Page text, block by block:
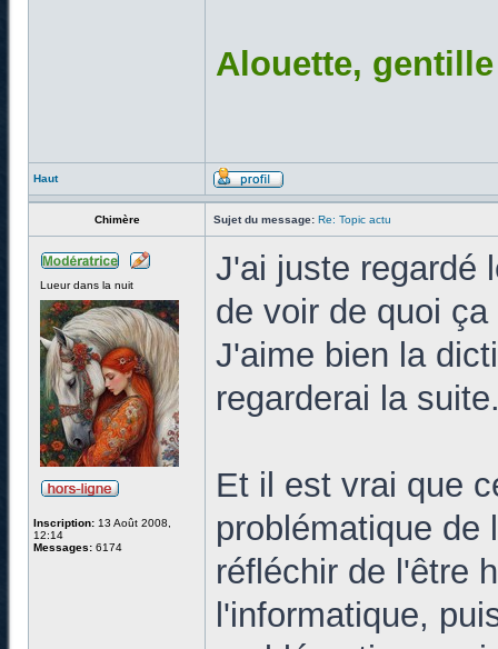
Alouette,
Haut
Chimère Sujet du message: Re: Topic actu
Lueur dans la nuit
Inscription: 13 Août 2008,
12:14
Messages: 6174
J'ai juste regardé
de voir de quoi
J'aime bien la
regarderai la
Et il est vrai que
problématique de
réfléchir de l'être
l'informatique,